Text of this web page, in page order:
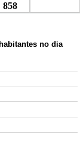
858
no dia